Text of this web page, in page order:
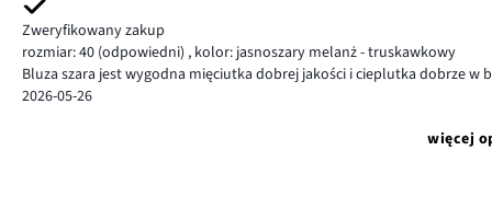
Zweryfikowany zakup
rozmiar: 40 (odpowiedni) , kolor: jasnoszary melanż - truskawkowy
Bluza szara jest wygodna mięciutka dobrej jakości i cieplutka dobrze w
2026-05-26
więcej